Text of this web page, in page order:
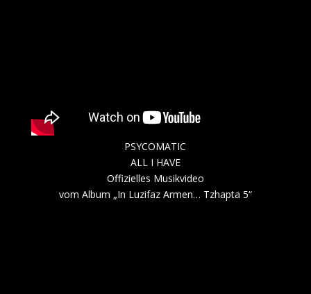
PSYCOMATIC
ALL I HAVE
Offizielles Musikvideo
vom Album „In Luzifaz Armen… Tzhapta 5“